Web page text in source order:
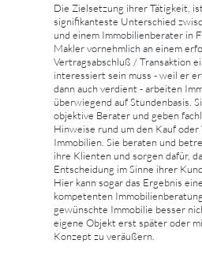
Die Zielsetzung ihrer Tätigkeit,
signifikanteste Unterschied
und einem Immobilienberater in
Makler vornehmlich an einem
Vertragsabschluß / Transaktion
interessiert sein muss - weil er
dann auch verdient - arbeiten
überwiegend auf Stundenbasis.
objektive Berater und geben
Hinweise rund um den Kauf oder
Immobilien. Sie beraten und
ihre Klienten und sorgen dafür,
Entscheidung im Sinne ihrer
Hier kann sogar das Ergebnis
kompetenten
gewünschte Immobilie besser
eigene Objekt erst später oder
Konzept zu veräußern.